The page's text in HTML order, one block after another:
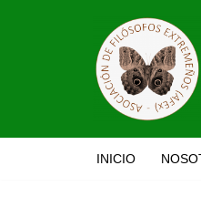
INICIO